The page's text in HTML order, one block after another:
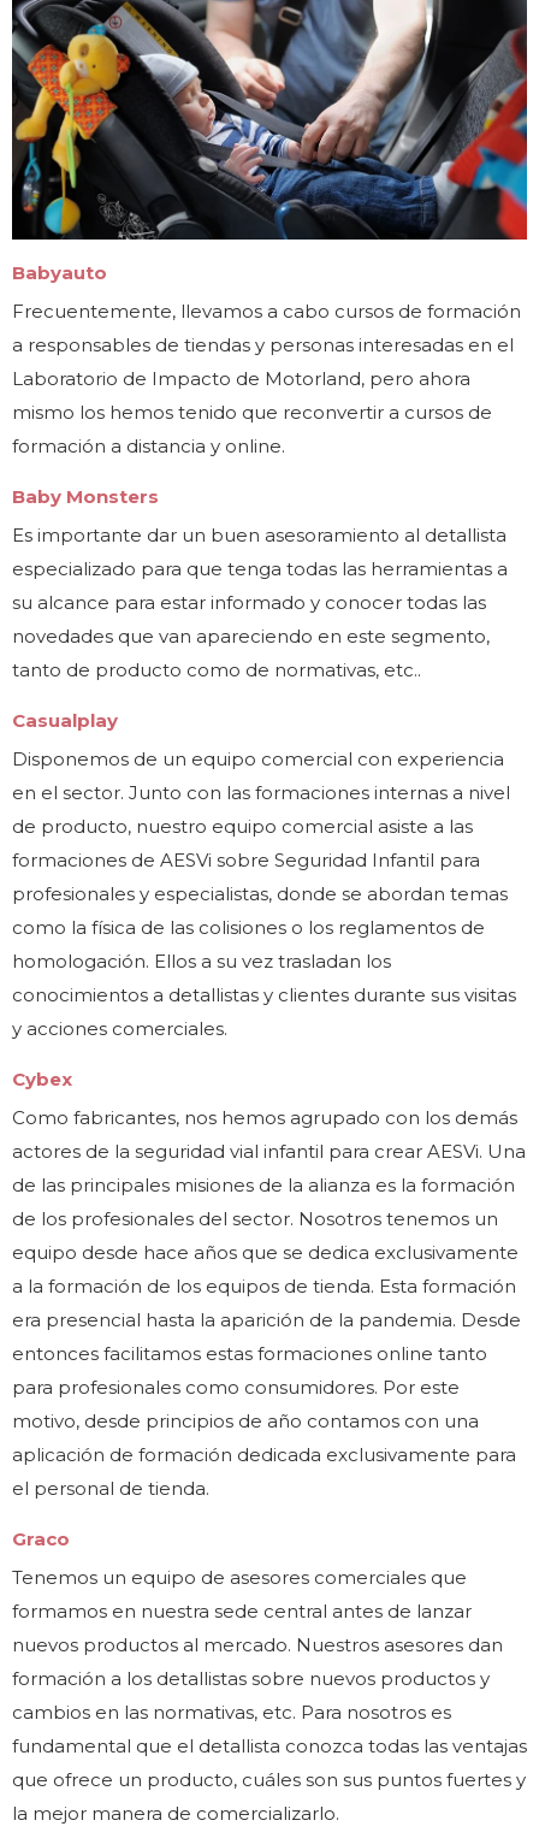
Babyauto
Frecuentemente, llevamos a cabo cursos de formación
a responsables de tiendas y personas interesadas en el
Laboratorio de Impacto de Motorland, pero ahora
mismo los hemos tenido que reconvertir a cursos de
formación a distancia y online.
Baby Monsters
Es importante dar un buen asesoramiento al detallista
especializado para que tenga todas las herramientas a
su alcance para estar informado y conocer todas las
novedades que van apareciendo en este segmento,
tanto de producto como de normativas, etc..
Casualplay
Disponemos de un equipo comercial con experiencia
en el sector. Junto con las formaciones internas a nivel
de producto, nuestro equipo comercial asiste a las
formaciones de AESVi sobre Seguridad Infantil para
profesionales y especialistas, donde se abordan temas
como la física de las colisiones o los reglamentos de
homologación. Ellos a su vez trasladan los
conocimientos a detallistas y clientes durante sus visitas
y acciones comerciales.
Cybex
Como fabricantes, nos hemos agrupado con los demás
actores de la seguridad vial infantil para crear AESVi. Una
de las principales misiones de la alianza es la formación
de los profesionales del sector. Nosotros tenemos un
equipo desde hace años que se dedica exclusivamente
a la formación de los equipos de tienda. Esta formación
era presencial hasta la aparición de la pandemia. Desde
entonces facilitamos estas formaciones online tanto
para profesionales como consumidores. Por este
motivo, desde principios de año contamos con una
aplicación de formación dedicada exclusivamente para
el personal de tienda.
Graco
Tenemos un equipo de asesores comerciales que
formamos en nuestra sede central antes de lanzar
nuevos productos al mercado. Nuestros asesores dan
formación a los detallistas sobre nuevos productos y
cambios en las normativas, etc. Para nosotros es
fundamental que el detallista conozca todas las ventajas
que ofrece un producto, cuáles son sus puntos fuertes y
la mejor manera de comercializarlo.